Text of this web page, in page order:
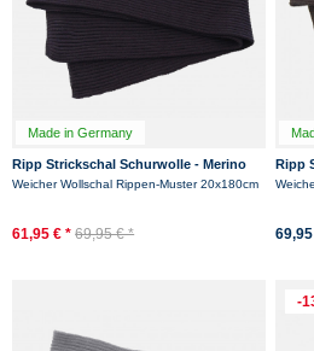
Made in Germany
Ripp Strickschal Schurwolle - Merino
Hanseheld Rippenstrick Schal - Marine
Weicher Wollschal Rippen-Muster 20x180cm
61,95 € * 69,95 € *
Ripp
-